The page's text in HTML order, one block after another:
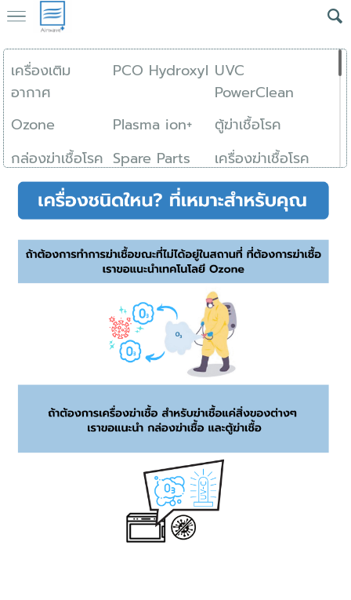
เครื่องเติม
อากาศ
PCO Hydroxyl UVC
PowerClean
Ozone
Plasma ion+
ตู้ฆ่าเชื้อโรค
กล่องฆ่าเชื้อโรค Spare Parts
เครื่องฆ่าเชื้อโรค
ระบบความดัน
ล...
สำหรับโรงงาน
อุตสาหกรรม
เครื่องฆ่าเชื้อในตู้
เสื้อผ้า
เช่าใช้พร้อมดูแล
Air Clean
Ser...
แบบติดตั้ง
ภายนอกอาคาร
สำหรับโรงงาน
อุตสาหกรรม
อาหาร
แบบติดเพดาน
หรือติดผนัง
เครื่องฆ่าเชื้อ
ระบบสายพาน
เครื่องมือวัด
อุปกรณ์ช่วยใน
การนอน
เครื่องกำจัด
ความชื้นใน
อากาศ